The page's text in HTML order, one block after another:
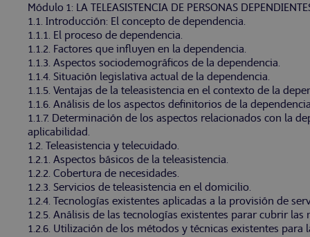
Módulo 1: LA TELEASISTENCIA DE PERSONAS
1.1. Introducción: El concepto de dependencia.
1.1.1. El proceso de dependencia.
1.1.2. Factores que influyen en la dependencia.
1.1.3. Aspectos sociodemográficos de la dependencia.
1.1.4. Situación legislativa actual de la dependencia.
1.1.5. Ventajas de la teleasistencia en el contexto de la
1.1.6. Análisis de los aspectos definitorios de la
1.1.7. Determinación de los aspectos relacionados con la
aplicabilidad.
1.2. Teleasistencia y telecuidado.
1.2.1. Aspectos básicos de la teleasistencia.
1.2.2. Cobertura de necesidades.
1.2.3. Servicios de teleasistencia en el domicilio.
1.2.4. Tecnologías existentes aplicadas a la provisión de
1.2.5. Análisis de las tecnologías existentes parar cubrir
1.2.6. Utilización de los métodos y técnicas existentes